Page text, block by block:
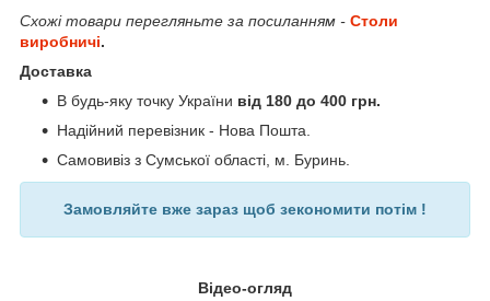
Схожі товари перегляньте за посиланням - Столи
виробничі.
Доставка
В будь-яку точку України від 180 до 400 грн.
Надійний перевізник - Нова Пошта.
Самовивіз з Сумської області, м. Буринь.
Замовляйте вже зараз щоб зекономити потім !
Відео-огляд